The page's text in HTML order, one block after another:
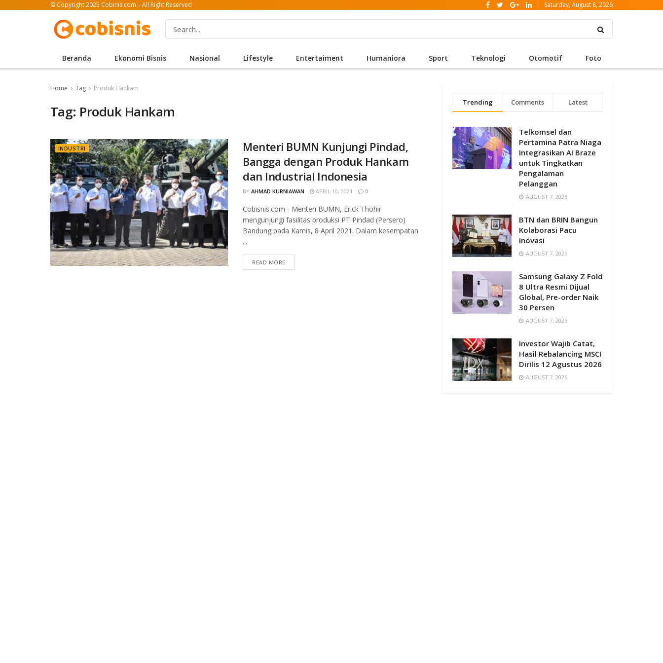
© Copyright 2025 Cobinis.com – All Right Reserved Saturday, August 8, 2026
Beranda Ekonomi Bisnis Nasional Lifestyle Entertaiment Humaniora Sport Teknologi Otomotif Foto
Home Tag Produk Hankam
Tag: Produk Hankam
INDUSTRI
Menteri BUMN Kunjungi Pindad,
Bangga dengan Produk Hankam
dan Industrial Indonesia
BY AHMAD KURNIAWAN APRIL 10, 2021 0
Cobisnis.com - Menteri BUMN, Erick Thohir
mengunjungi fasilitas produksi PT Pindad (Persero)
Bandung pada Kamis, 8 April 2021. Dalam kesempatan
...
READ MORE
Trending Comments Latest
Telkomsel dan
Pertamina Patra Niaga
Integrasikan AI Braze
untuk Tingkatkan
Pengalaman
Pelanggan
AUGUST 7, 2026
BTN dan BRIN Bangun
Kolaborasi Pacu
Inovasi
AUGUST 7, 2026
Samsung Galaxy Z Fold
8 Ultra Resmi Dijual
Global, Pre-order Naik
30 Persen
AUGUST 7, 2026
Investor Wajib Catat,
Hasil Rebalancing MSCI
Dirilis 12 Agustus 2026
AUGUST 7, 2026